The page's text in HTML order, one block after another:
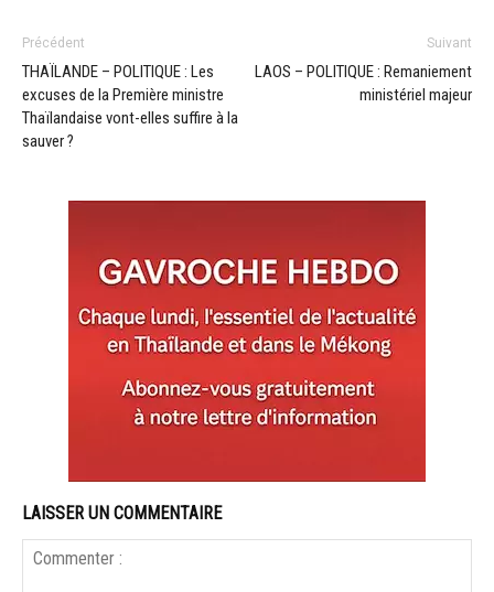
Précédent
THAÏLANDE – POLITIQUE : Les
excuses de la Première ministre
Thaïlandaise vont-elles suffire à la
sauver ?
Suivant
LAOS – POLITIQUE : Remaniement
ministériel majeur
LAISSER UN COMMENTAIRE